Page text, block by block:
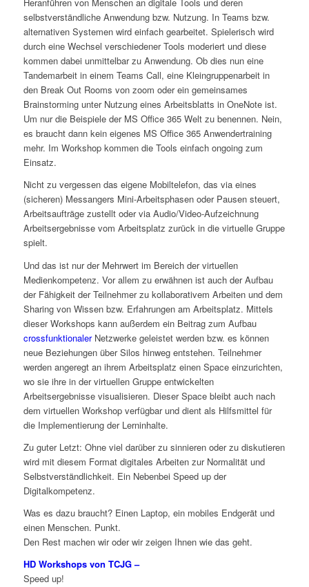
Heranführen von Menschen an digitale Tools und deren
selbstverständliche Anwendung bzw. Nutzung. In Teams bzw.
alternativen Systemen wird einfach gearbeitet. Spielerisch wird
durch eine Wechsel verschiedener Tools moderiert und diese
kommen dabei unmittelbar zu Anwendung. Ob dies nun eine
Tandemarbeit in einem Teams Call, eine Kleingruppenarbeit in
den Break Out Rooms von zoom oder ein gemeinsames
Brainstorming unter Nutzung eines Arbeitsblatts in OneNote ist.
Um nur die Beispiele der MS Office 365 Welt zu benennen. Nein,
es braucht dann kein eigenes MS Office 365 Anwendertraining
mehr. Im Workshop kommen die Tools einfach ongoing zum
Einsatz.
Nicht zu vergessen das eigene Mobiltelefon, das via eines
(sicheren) Messangers Mini-Arbeitsphasen oder Pausen steuert,
Arbeitsaufträge zustellt oder via Audio/Video-Aufzeichnung
Arbeitsergebnisse vom Arbeitsplatz zurück in die virtuelle Gruppe
spielt.
Und das ist nur der Mehrwert im Bereich der virtuellen
Medienkompetenz. Vor allem zu erwähnen ist auch der Aufbau
der Fähigkeit der Teilnehmer zu kollaborativem Arbeiten und dem
Sharing von Wissen bzw. Erfahrungen am Arbeitsplatz. Mittels
dieser Workshops kann außerdem ein Beitrag zum Aufbau
crossfunktionalerNetzwerke geleistet werden bzw. es können
neue Beziehungen über Silos hinweg entstehen. Teilnehmer
werden angeregt an ihrem Arbeitsplatz einen Space einzurichten,
wo sie ihre in der virtuellen Gruppe entwickelten
Arbeitsergebnisse visualisieren. Dieser Space bleibt auch nach
dem virtuellen Workshop verfügbar und dient als Hilfsmittel für
die Implementierung der Lerninhalte.
Zu guter Letzt: Ohne viel darüber zu sinnieren oder zu diskutieren
wird mit diesem Format digitales Arbeiten zur Normalität und
Selbstverständlichkeit. Ein Nebenbei Speed up der
Digitalkompetenz.
Was es dazu braucht? Einen Laptop, ein mobiles Endgerät und
einen Menschen. Punkt.
Den Rest machen wir oder wir zeigen Ihnen wie das geht.
HD Workshops von TCJG –
Speed up!